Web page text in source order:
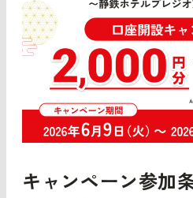
キャンペーン参加